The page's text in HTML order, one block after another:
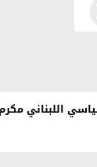
اللبناني